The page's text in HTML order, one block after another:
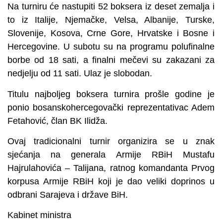
Na turniru će nastupiti 52 boksera iz deset zemalja i
to iz Italije, Njemačke, Velsa, Albanije, Turske,
Slovenije, Kosova, Crne Gore, Hrvatske i Bosne i
Hercegovine. U subotu su na programu polufinalne
borbe od 18 sati, a finalni mečevi su zakazani za
nedjelju od 11 sati. Ulaz je slobodan.
Titulu najboljeg boksera turnira prošle godine je
ponio bosanskohercegovački reprezentativac Adem
Fetahović, član BK Ilidža.
Ovaj tradicionalni turnir organizira se u znak
sjećanja na generala Armije RBiH Mustafu
Hajrulahovića – Talijana, ratnog komandanta Prvog
korpusa Armije RBiH koji je dao veliki doprinos u
odbrani Sarajeva i države BiH.
Kabinet ministra